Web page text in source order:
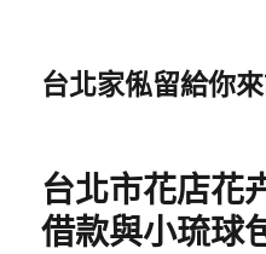
台北家俬留給你
台北市花店花
借款與小琉球